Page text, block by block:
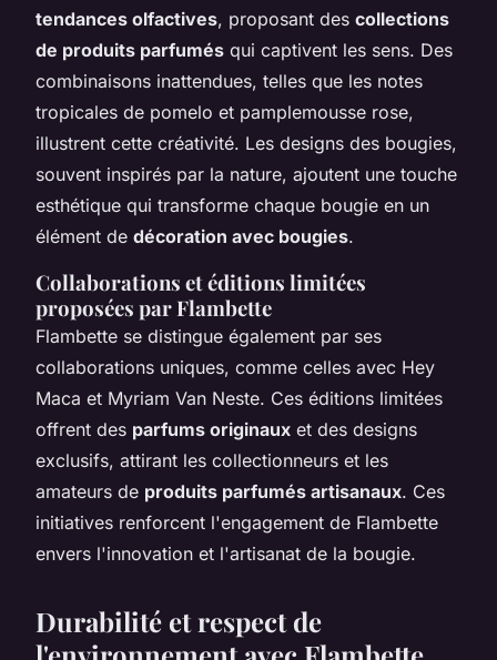
tendances olfactives, proposant des collections
de produits parfumés qui captivent les sens. Des
combinaisons inattendues, telles que les notes
tropicales de pomelo et pamplemousse rose,
illustrent cette créativité. Les designs des bougies,
souvent inspirés par la nature, ajoutent une touche
esthétique qui transforme chaque bougie en un
élément de décoration avec bougies.
Collaborations et éditions limitées
proposées par Flambette
Flambette se distingue également par ses
collaborations uniques, comme celles avec Hey
Maca et Myriam Van Neste. Ces éditions limitées
offrent des parfums originaux et des designs
exclusifs, attirant les collectionneurs et les
amateurs de produits parfumés artisanaux. Ces
initiatives renforcent l'engagement de Flambette
envers l'innovation et l'artisanat de la bougie.
Durabilité et respect de